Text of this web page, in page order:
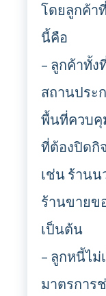
โดยลูกค้า
นี้คือ
– ลูกค้าทั้ง
สถานประ
พื้นที่ควบคุ
ที่ต้องปิดกิ
เช่น ร้านน
ร้านขายข
เป็นต้น
– ลูกหนี้ไม่
มาตรการ